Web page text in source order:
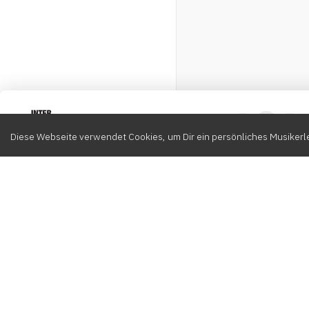
Diese Webseite verwendet Cookies, um Dir ein persönliches